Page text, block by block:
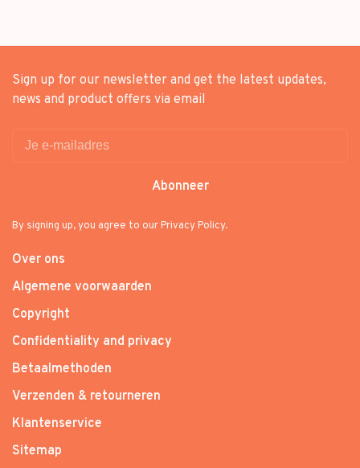
Sign up for our newsletter and get the latest updates,
news and product offers via email
Abonneer
By signing up, you agree to our Privacy Policy.
Over ons
Algemene voorwaarden
Copyright
Confidentiality and privacy
Betaalmethoden
Verzenden & retourneren
Klantenservice
Sitemap